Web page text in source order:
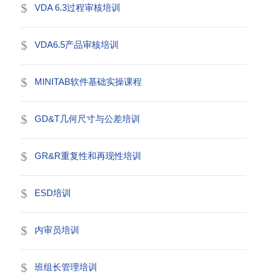
VDA 6.3过程审核培训
VDA6.5产品审核培训
MINITAB软件基础实操课程
GD&T几何尺寸与公差培训
GR&R重复性和再现性培训
ESD培训
内审员培训
班组长管理培训